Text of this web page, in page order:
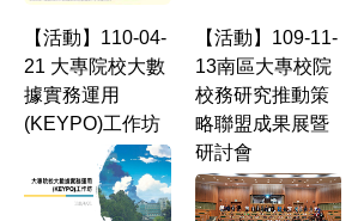
【活動】110-04-
21 大專院校大數
據實務運用
(KEYPO)工作坊
【活動】109-11-
13南區大專校院
校務研究推動策
略聯盟成果展暨
研討會